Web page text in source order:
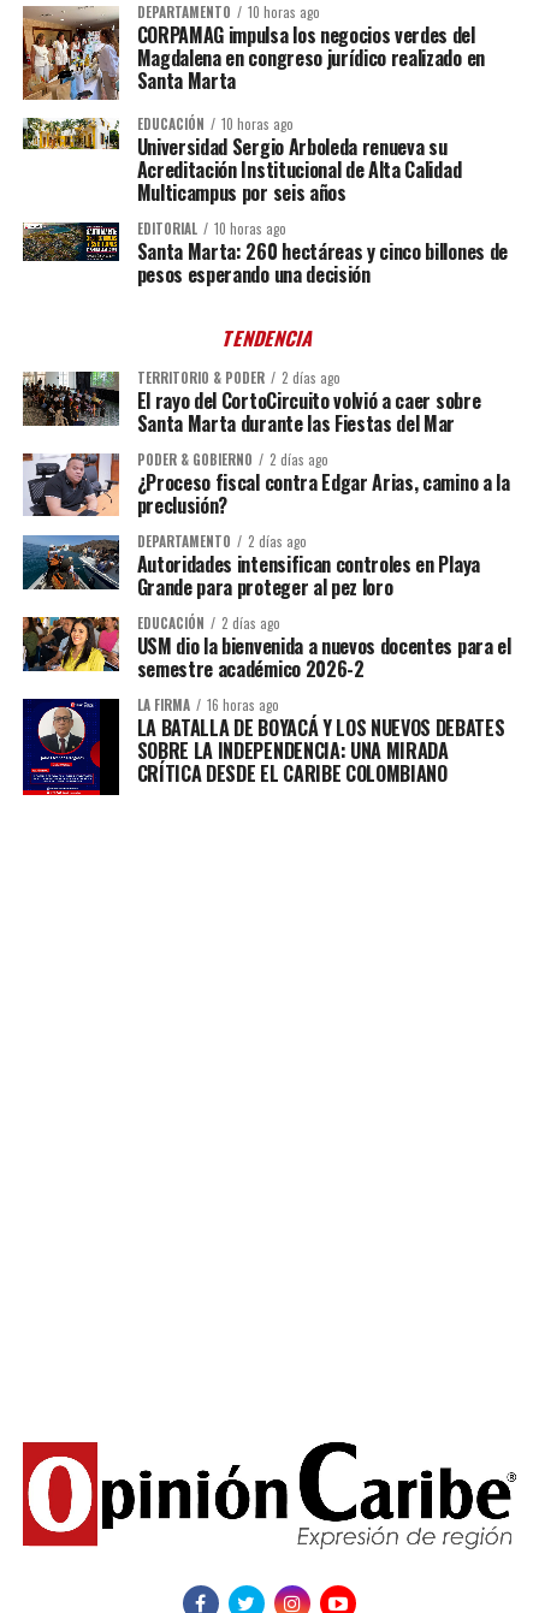
DEPARTAMENTO 10 horas ago
CORPAMAG impulsa los negocios verdes del
Magdalena en congreso jurídico realizado en
Santa Marta
EDUCACIÓN 10 horas ago
Universidad Sergio Arboleda renueva su
Acreditación Institucional de Alta Calidad
Multicampus por seis años
EDITORIAL 10 horas ago
Santa Marta: 260 hectáreas y cinco billones de
pesos esperando una decisión
TENDENCIA
TERRITORIO & PODER 2 días ago
El rayo del CortoCircuito volvió a caer sobre
Santa Marta durante las Fiestas del Mar
PODER & GOBIERNO 2 días ago
¿Proceso fiscal contra Edgar Arias, camino a la
preclusión?
DEPARTAMENTO 2 días ago
Autoridades intensifican controles en Playa
Grande para proteger al pez loro
EDUCACIÓN 2 días ago
USM dio la bienvenida a nuevos docentes para el
semestre académico 2026-2
LA FIRMA 16 horas ago
LA BATALLA DE BOYACÁ Y LOS NUEVOS DEBATES
SOBRE LA INDEPENDENCIA: UNA MIRADA
CRÍTICA DESDE EL CARIBE COLOMBIANO